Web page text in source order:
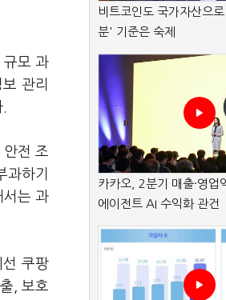
규모 과
관리
전 조
하기
서는 과
선 쿠팡
, 보호
비트코인도 국가자산으
분' 기준은 숙제
카카오, 2분기 매출·영
에이전트 AI 수익화 관건